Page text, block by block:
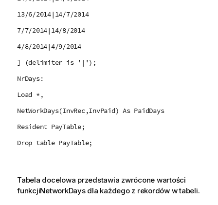
13/6/2014|14/7/2014
7/7/2014|14/8/2014
4/8/2014|4/9/2014
] (delimiter is '|');
NrDays:
Load *,
NetWorkDays(InvRec,InvPaid) As PaidDays
Resident PayTable;
Drop table PayTable;
Tabela docelowa przedstawia zwrócone wartości
funkcjiNetworkDaysdla każdego z rekordów w tabeli.